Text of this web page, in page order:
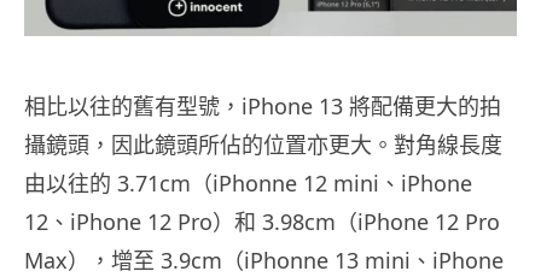
相比以往的舊有型號，iPhone 13 將配備更大的拍
攝鏡頭，因此鏡頭所佔的位置亦更大。 對角線長度
由以往的 3.71cm（iPhonne 12 mini、iPhone
12、iPhone 12 Pro）和 3.98cm（iPhone 12 Pro
Max），增至 3.9cm（iPhonne 13 mini、iPhone